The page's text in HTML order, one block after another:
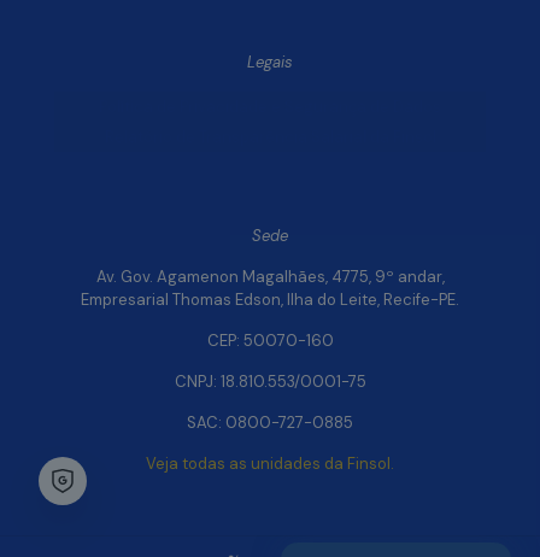
Legais
Sede
Av. Gov. Agamenon Magalhães, 4775, 9º andar,
Empresarial Thomas Edson, Ilha do Leite, Recife-PE.
CEP: 50070-160
CNPJ: 18.810.553/0001-75
SAC: 0800-727-0885
Veja todas as unidades da Finsol.